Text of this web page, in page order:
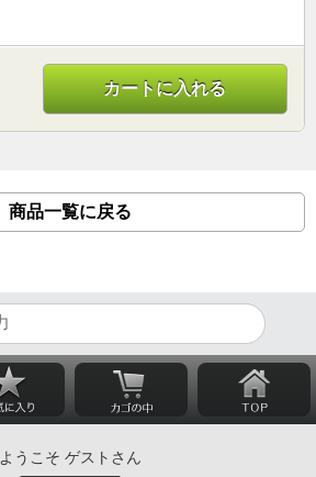
カートに入れる
商品一覧に戻る
ようこそ ゲストさん